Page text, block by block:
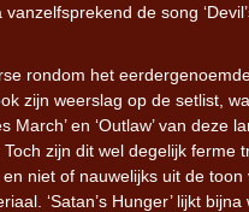
de song
rondom het
zijn weerslag op de setlist,
March’ en ‘Outlaw’ van deze
zijn dit wel degelijk ferme
niet of nauwelijks uit de
‘Satan’s Hunger’ lijkt